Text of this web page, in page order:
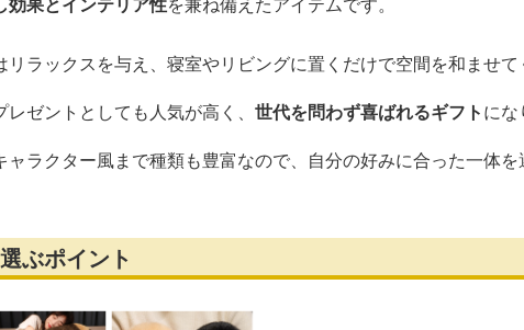
ラックスを与え、寝室やリビングに置くだけで空間を和ませて
ゼントとしても人気が高く、 世代を問わず喜ばれるギフトにな
ャラクター風まで種類も豊富なので、自分の好みに合った一体を
ぶポイント